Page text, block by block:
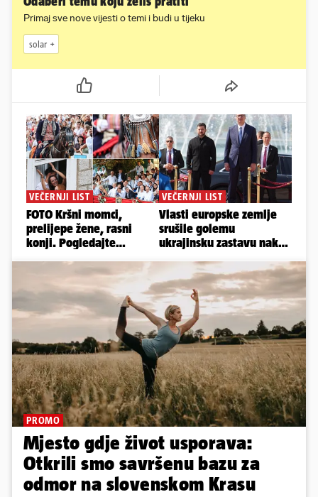
Primaj sve nove vijesti o temi i budi u tijeku
solar
PROMO
Mjesto gdje život usporava:
Otkrili smo savršenu bazu za
odmor na slovenskom Krasu